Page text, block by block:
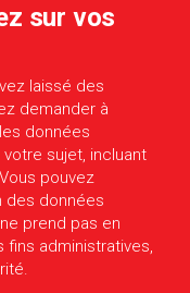
sur vos
laissé des
demander à
données
sujet, incluant
pouvez
des données
prend pas en
administratives,